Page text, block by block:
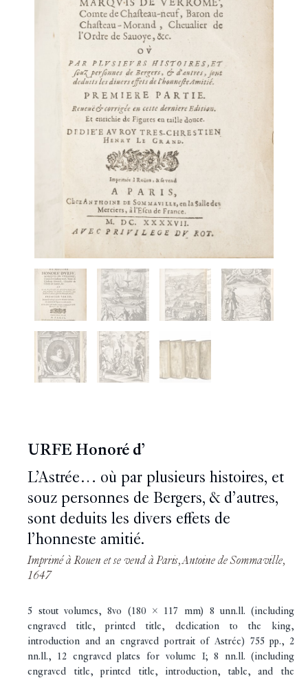
URFE Honoré d’
L’Astrée… où par plusieurs histoires, et
souz personnes de Bergers, & d’autres,
sont deduits les divers effets de
l’honneste amitié.
Imprimé à Rouen et se vend à Paris, Antoine de Sommaville,
1647
5 stout volumes, 8vo (180 x 117 mm) 8 unn.ll. (including
engraved title, printed title, dedication to the king,
introduction and an engraved portrait of Astrée) 755 pp., 2
nn.ll., 12 engraved plates for volume I; 8 nn.ll. (including
engraved title, printed title, introduction, table, and the